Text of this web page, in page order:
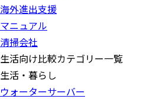
海外進出支援
マニュアル
清掃会社
生活向け比較カテゴリー一覧
生活・暮らし
ウォーターサーバー